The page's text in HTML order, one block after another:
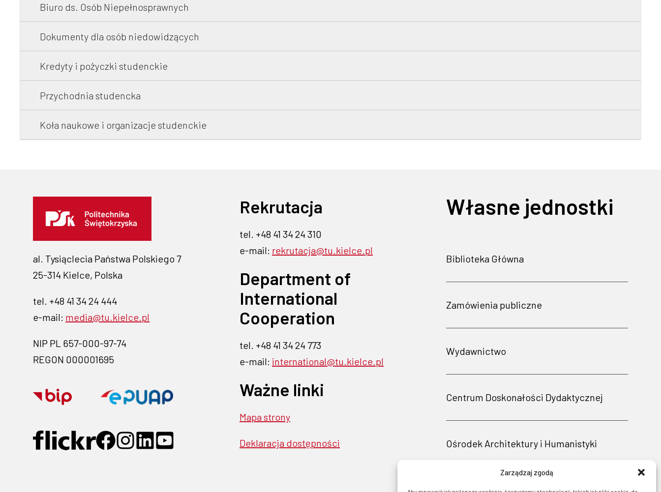
Zarządzaj zgodą
Biuro ds. Osób Niepełnosprawnych
Dokumenty dla osób niedowidzących
Kredyty i pożyczki studenckie
Przychodnia studencka
Koła naukowe i organizacje studenckie
al. Tysiąclecia Państwa Polskiego 7
25-314 Kielce, Polska
tel. +48 41 34 24 444
e-mail: media@tu.kielce.pl
NIP PL 657-000-97-74
REGON 000001695
Przejdź
stronę
BIP-
Przejdź
stronę
EPUAP-
Przejdź
do
Przejdź
do
Przejdź
do
Przejdź
do
Rekrutacja
tel. +48 41 34 24 310
e-mail: rekrutacja@tu.kielce.pl
Department of
International
Cooperation
tel. +48 41 34 24 773
e-mail: international@tu.kielce.pl
Ważne linki
Mapa strony
Deklaracja dostępności
Własne jednostki
Biblioteka Główna
Zamówienia publiczne
Wydawnictwo
Centrum Doskonałości Dydaktycznej
Ośrodek Architektury i Humanistyki